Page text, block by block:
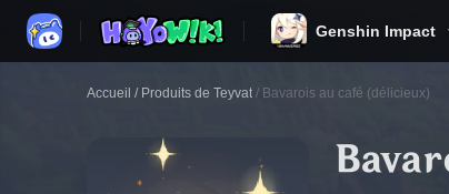
Genshin Impact
Accueil / Produits de Teyvat / Bavarois au café (délicieux)